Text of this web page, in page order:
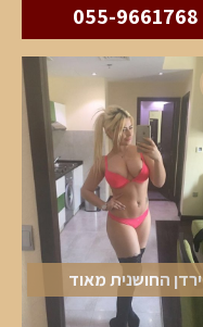
055-9661768
ירדן החושנית מאוד